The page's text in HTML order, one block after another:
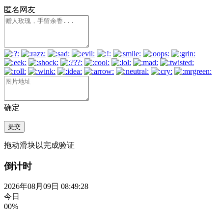
匿名网友
确定
提交
拖动滑块以完成验证
倒计时
2026年08月09日 08:49:29
今日
00%